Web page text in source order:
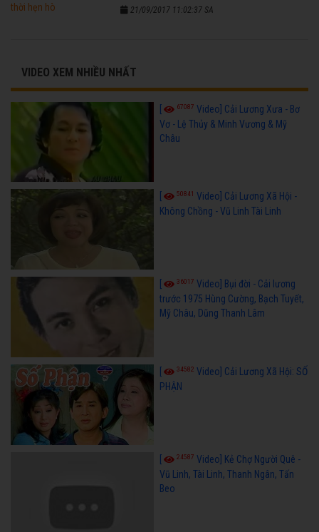
21/09/2017 11:02:37 SA
VIDEO XEM NHIỀU NHẤT
[ 67087 Video] Cải Lương Xưa - Bơ
Vơ - Lệ Thủy & Minh Vương & Mỹ
Châu
50841
Video] Cải Lương Xã Hội -
Không Chồng - Vũ Linh Tài Linh
36017 Video] Bụi đời - Cải lương
trước 1975 Hùng Cường, Bạch Tuyết,
Mỹ Châu, Dũng Thanh Lâm
34582 Video] Cải Lương Xã Hội: SỐ
PHẬN
24587 Video] Kẻ Chợ Người Quê -
Vũ Linh, Tài Linh, Thanh Ngân, Tấn
Beo